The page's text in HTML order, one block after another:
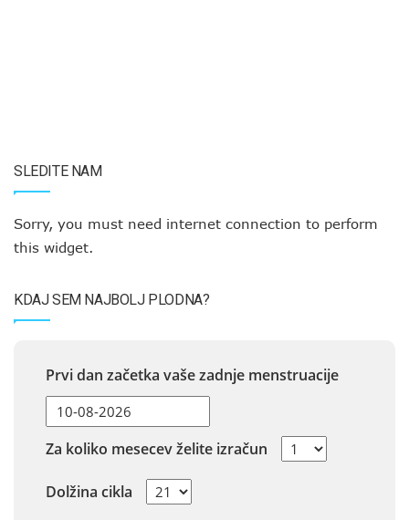
SLEDITE NAM
Sorry, you must need internet connection to perform
this widget.
KDAJ SEM NAJBOLJ PLODNA?
Prvi dan začetka vaše zadnje menstruacije
Za koliko mesecev želite izračun
Dolžina cikla